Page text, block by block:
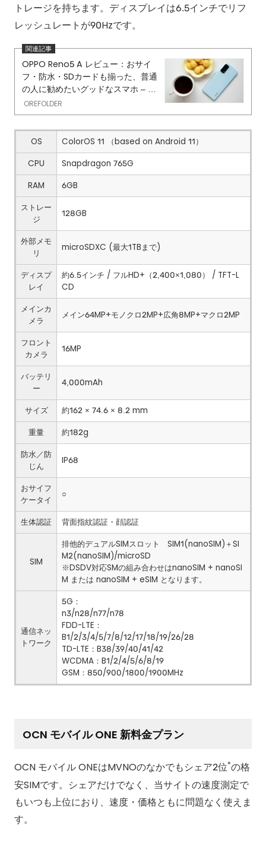
トレージを持ちます。ディスプレイは6.5インチでリフ
レッシュレートが90Hzです。
OPPO Reno5 A レビュー：おサイ
フ・防水・SDカードも揃った、普通
の人に勧めたいグッドなスマホ – O
REFOLDER
OREFOLDER
OS
ColorOS 11 （based on Android 11）
CPU
Snapdragon 765G
RAM
6GB
ストレー
ジ
128GB
外部メモ
リ
microSDXC (最大1TBまで)
ディスプ
レイ
約6.5インチ / フルHD+（2,400×1,080） / TFT-L
CD
メインカ
メラ
メイン64MP+モノクロ2MP+広角8MP+マクロ2MP
フロント
カメラ
16MP
バッテリ
ー
4,000mAh
サイズ
約162 × 74.6 × 8.2 mm
重量
約182g
防水／防
じん
IP68
おサイフ
ケータイ
○
生体認証 背面指紋認証・顔認証
SIM
排他的デュアルSIMスロット SIM1(nanoSIM)＋SI
M2(nanoSIM)/microSD
※DSDV対応SMの組み合わせはnanoSIM + nanoSI
M または nanoSIM + eSIM となります。
通信ネッ
トワーク
5G：
n3/n28/n77/n78
FDD-LTE：
B1/2/3/4/5/7/8/12/17/18/19/26/28
TD-LTE：B38/39/40/41/42
WCDMA：B1/2/4/5/6/8/19
GSM：850/900/1800/1900MHz
OCN モバイル ONE 新料金プラン
OCN モバイル ONEはMVNOのなかでもシェア2位*の格
安SIMです。シェアだけでなく、当サイトの速度測定で
もいつも上位におり、速度・価格ともに問題なく使えま
す。